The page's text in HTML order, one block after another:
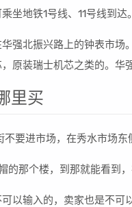
坐地铁1号线、11号线到达。
强北振兴路上的钟表市
原装瑞士机芯之类的。华
里买
要进市场，在秀水市场
的那个楼，到那就能看到
以输入的，卖家也是不